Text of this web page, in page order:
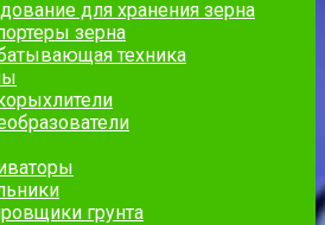
для хранения зерна
зерна
техника
грунта